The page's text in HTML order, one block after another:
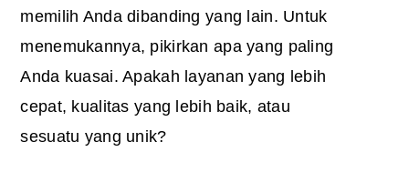
memilih Anda dibanding yang lain. Untuk
menemukannya, pikirkan apa yang paling
Anda kuasai. Apakah layanan yang lebih
cepat, kualitas yang lebih baik, atau
sesuatu yang unik?